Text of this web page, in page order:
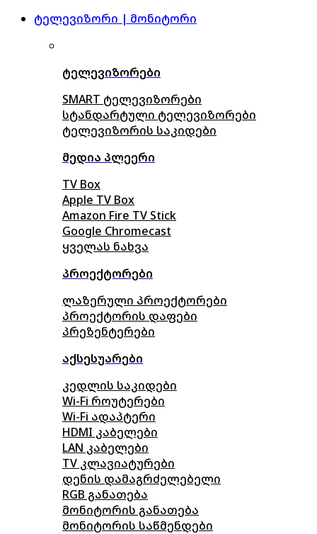
ტელევიზორი | მონიტორი
ტელევიზორები
SMART ტელევიზორები
სტანდარტული ტელევიზორები
ტელევიზორის საკიდები
მედია პლეერი
TV Box
Apple TV Box
Amazon Fire TV Stick
Google Chromecast
ყველას ნახვა
პროექტორები
ლაზერული პროექტორები
პროექტორის დაფები
პრეზენტერები
აქსესუარები
კედლის საკიდები
Wi-Fi როუტერები
Wi-Fi ადაპტერი
HDMI კაბელები
LAN კაბელები
TV კლავიატურები
დენის დამაგრძელებელი
RGB განათება
მონიტორის განათება
მონიტორის საწმენდები